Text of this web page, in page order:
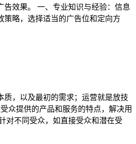
效果。 一、专业知识与经验：信息
略，选择适当的广告位和定向方
，以及最初的需求；运营就是放技
众提供的产品和服务的特点，解决用
对不同受众，如直接受众和潜在受